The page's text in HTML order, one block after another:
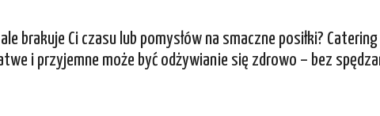
brakuje Ci czasu lub pomysłów na smaczne posiłki?
i przyjemne może być odżywianie się zdrowo – bez